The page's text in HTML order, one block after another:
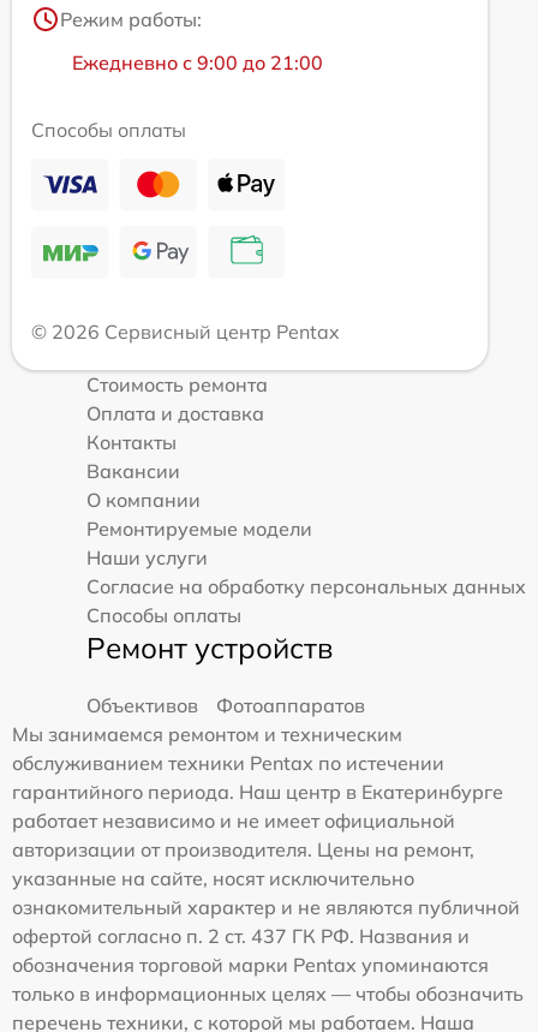
Режим работы:
Ежедневно с 9:00 до 21:00
Способы оплаты
© 2026 Сервисный центр Pentax
Стоимость ремонта
Оплата и доставка
Контакты
Вакансии
О компании
Ремонтируемые модели
Наши услуги
Согласие на обработку персональных данных
Способы оплаты
Ремонт устройств
Объективов
Фотоаппаратов
Мы занимаемся ремонтом и техническим
обслуживанием техники Pentax по истечении
гарантийного периода. Наш центр в Екатеринбурге
работает независимо и не имеет официальной
авторизации от производителя. Цены на ремонт,
указанные на сайте, носят исключительно
ознакомительный характер и не являются публичной
офертой согласно п. 2 ст. 437 ГК РФ. Названия и
обозначения торговой марки Pentax упоминаются
только в информационных целях — чтобы обозначить
перечень техники, с которой мы работаем. Наша